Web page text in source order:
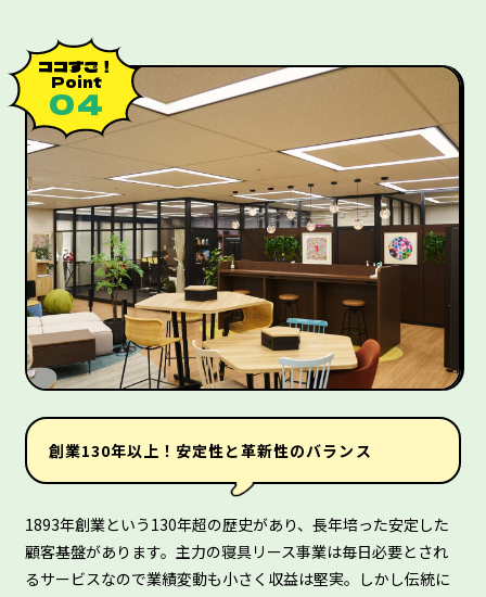
ココすご！
Point
０４
創業130年以上！安定性と革新性のバランス
1893年創業という130年超の歴史があり、長年培った安定した
顧客基盤があります。主力の寝具リース事業は毎日必要とされ
るサービスなので業績変動も小さく収益は堅実。しかし伝統に